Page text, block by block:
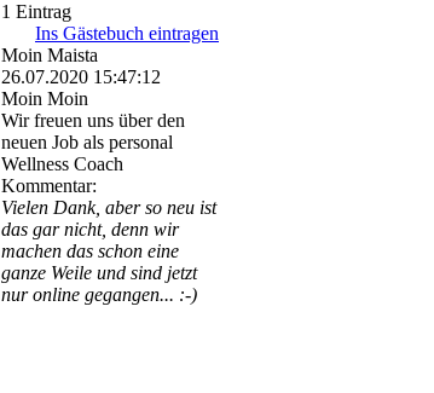
1 Eintrag
Ins Gästebuch eintragen
Moin Maista
26.07.2020 15:47:12
Moin Moin
Wir freuen uns über den
neuen Job als personal
Wellness Coach
Kommentar:
Vielen Dank, aber so neu ist
das gar nicht, denn wir
machen das schon eine
ganze Weile und sind jetzt
nur online gegangen... :-)